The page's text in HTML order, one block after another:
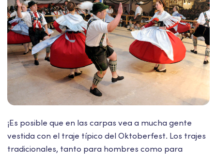
¡Es posible que en las carpas vea a mucha gente
vestida con el traje típico del Oktoberfest. Los trajes
tradicionales, tanto para hombres como para